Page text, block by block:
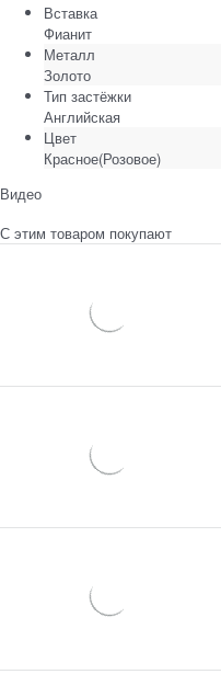
Вставка
Фианит
Металл
Золото
Тип застёжки
Английская
Цвет
Красное(Розовое)
Видео
С этим товаром покупают